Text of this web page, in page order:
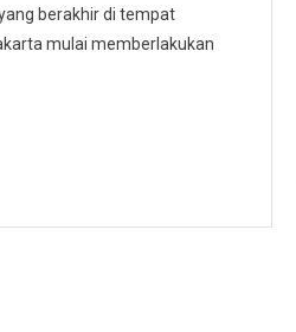
berakhir di tempat
mulai memberlakukan